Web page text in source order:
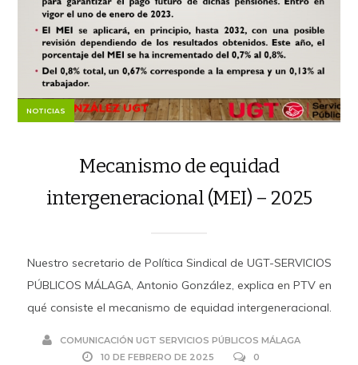
NOTICIAS
Mecanismo de equidad
intergeneracional (MEI) – 2025
Nuestro secretario de Política Sindical de UGT-SERVICIOS
PÚBLICOS MÁLAGA, Antonio González, explica en PTV en
qué consiste el mecanismo de equidad intergeneracional.
COMUNICACIÓN UGT SERVICIOS PÚBLICOS MÁLAGA
10 DE FEBRERO DE 2025
0